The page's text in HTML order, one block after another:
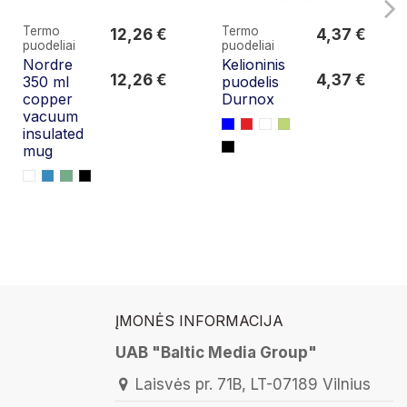
Termo
puodeliai
Nordre
350 ml
copper
vacuum
insulated
mug
12,26 €
12,26 €
Termo
puodeliai
Kelioninis
puodelis
Durnox
4,37 €
4,37 €
ĮMONĖS INFORMACIJA
UAB "Baltic Media Group"
Laisvės pr. 71B, LT-07189 Vilnius